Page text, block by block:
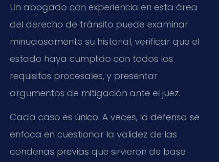
Un abogado con experiencia en esta área
del derecho de tránsito puede examinar
minuciosamente su historial, verificar que el
estado haya cumplido con todos los
requisitos procesales, y presentar
argumentos de mitigación ante el juez.
Cada caso es único. A veces, la defensa se
enfoca en cuestionar la validez de las
condenas previas que sirvieron de base